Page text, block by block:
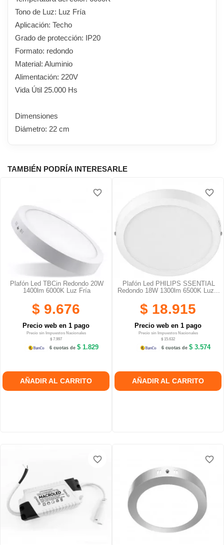
Tono de Luz: Luz Fría
Aplicación: Techo
Grado de protección: IP20
Formato: redondo
Material: Aluminio
Alimentación: 220V
Vida Útil 25.000 Hs
Dimensiones
Diámetro: 22 cm
TAMBIÉN PODRÍA INTERESARLE
Plafón Led TBCin Redondo 20W
1400lm 6000K Luz Fría
$ 9.676
Precio web en 1 pago
Precio sin Impuestos Nacionales
$ 7.997
6 cuotas de $ 1.829
AÑADIR AL CARRITO
favorite_border
Plafón Led PHILIPS SSENTIAL
Redondo 18W 1300lm 6500K Luz...
$ 18.915
Precio web en 1 pago
Precio sin Impuestos Nacionales
$ 15.632
6 cuotas de $ 3.574
AÑADIR AL CARRITO
favorite_border
favorite_border favorite_border